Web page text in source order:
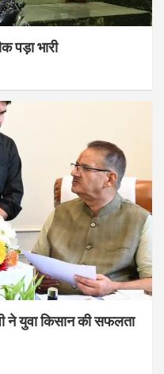
पड़ा भारी
ने युवा किसान की सफलता